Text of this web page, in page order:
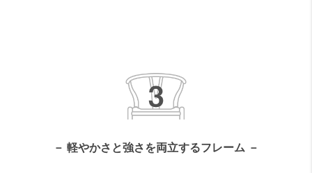
－ 軽やかさと強さを両立するフレーム －